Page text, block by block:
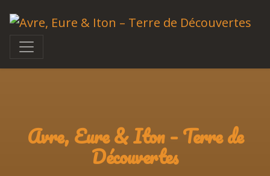
Avre, Eure & Iton – Terre de
Découvertes